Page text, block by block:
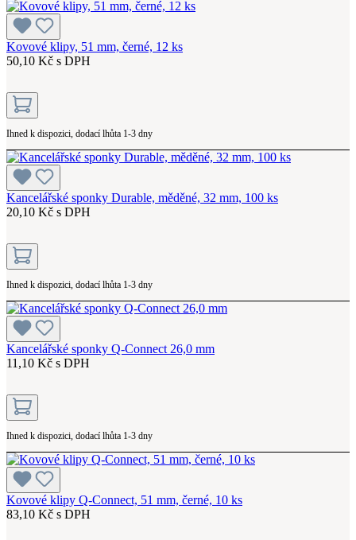
Kovové klipy, 51 mm, černé, 12 ks
50,10 Kč s DPH
Ihned k dispozici, dodací lhůta 1-3 dny
Kancelářské sponky Durable, měděné, 32 mm, 100 ks
20,10 Kč s DPH
Ihned k dispozici, dodací lhůta 1-3 dny
Kancelářské sponky Q-Connect 26,0 mm
11,10 Kč s DPH
Ihned k dispozici, dodací lhůta 1-3 dny
Kovové klipy Q-Connect, 51 mm, černé, 10 ks
83,10 Kč s DPH